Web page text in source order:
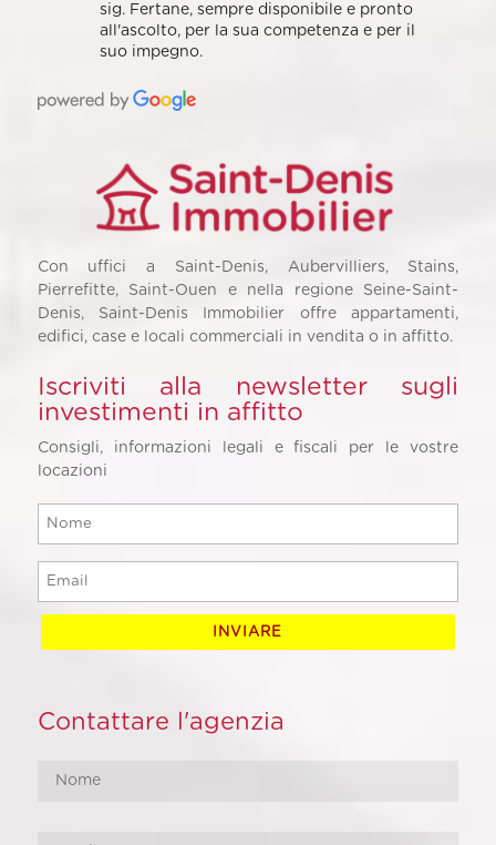
sig. Fertane, sempre disponibile e pronto
all'ascolto, per la sua competenza e per il
suo impegno.
Con uffici a Saint-Denis, Aubervilliers, Stains,
Pierrefitte, Saint-Ouen e nella regione Seine-Saint-
Denis, Saint-Denis Immobilier offre appartamenti,
edifici, case e locali commerciali in vendita o in affitto.
Iscriviti alla newsletter sugli
investimenti in affitto
Consigli, informazioni legali e fiscali per le vostre
locazioni
Contattare l'agenzia